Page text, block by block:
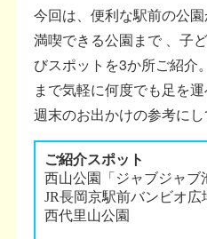
今回は、便利な駅前の公
満喫できる公園まで 、子
びスポットを3か所ご紹介
まで気軽に何度でも足を
週末のお出かけの参考に